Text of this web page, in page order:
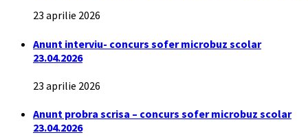
23 aprilie 2026
Anunt interviu- concurs sofer microbuz scolar
23.04.2026
23 aprilie 2026
Anunt probra scrisa – concurs sofer microbuz scolar
23.04.2026